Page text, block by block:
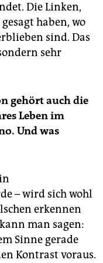
Die Linken,
haben, wo
sind. Das
sehr
gehört auch die
Leben im
Und was
– wird sich wohl
erkennen
man sagen:
Sinne gerade
Kontrast voraus.